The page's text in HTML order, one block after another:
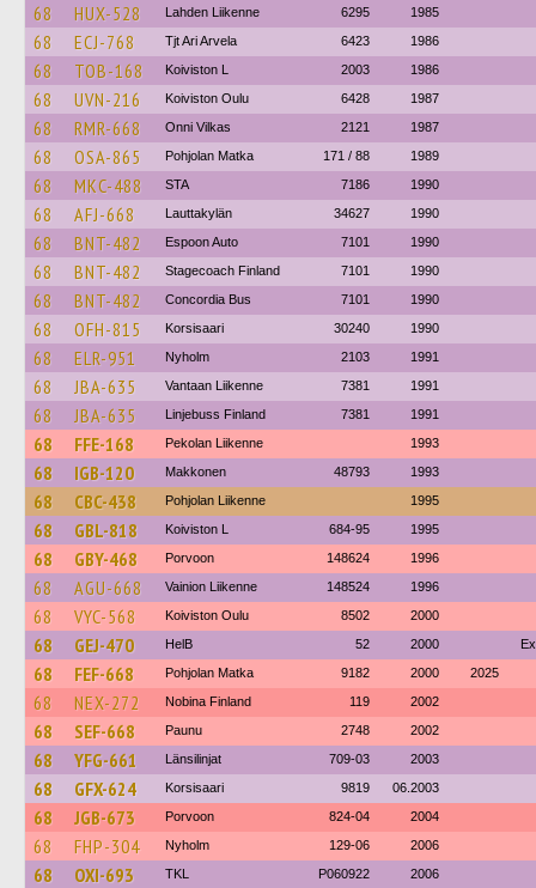
68 HUX-528 Lahden Liikenne 6295 1985
68 ECJ-768 Tjt Ari Arvela 6423 1986
68 TOB-168 Koiviston L 2003 1986
68 UVN-216 Koiviston Oulu 6428 1987
68 RMR-668 Onni Vilkas 2121 1987
68 OSA-865 Pohjolan Matka 171 / 88 1989
68 MKC-488 STA 7186 1990
68 AFJ-668 Lauttakylän 34627 1990
68 BNT-482 Espoon Auto 7101 1990
68 BNT-482 Stagecoach Finland 7101 1990
68 BNT-482 Concordia Bus 7101 1990
68 OFH-815 Korsisaari 30240 1990
68 ELR-951 Nyholm 2103 1991
68 JBA-635 Vantaan Liikenne 7381 1991
68 JBA-635 Linjebuss Finland 7381 1991
68 FFE-168 Pekolan Liikenne 1993
68 IGB-120 Makkonen 48793 1993
68 CBC-438 Pohjolan Liikenne 1995
68 GBL-818 Koiviston L 684-95 1995
68 GBY-468 Porvoon 148624 1996
68 AGU-668 Vainion Liikenne 148524 1996
68 VYC-568 Koiviston Oulu 8502 2000
68 GEJ-470 HelB 52 2000
68 FEF-668 Pohjolan Matka 9182 2000 2025
68 NEX-272 Nobina Finland 119 2002
68 SEF-668 Paunu 2748 2002
68 YFG-661 Länsilinjat 709-03 2003
68 GFX-624 Korsisaari 9819 06.2003
68 JGB-673 Porvoon 824-04 2004
68 FHP-304 Nyholm 129-06 2006
68 OXI-693 TKL P060922 2006